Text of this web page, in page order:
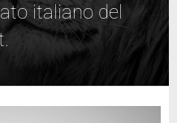
italiano del